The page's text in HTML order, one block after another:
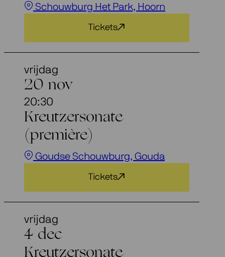
Schouwburg Het Park, Hoorn
Tickets
vrijdag
20 nov
20:30
Kreutzersonate
(première)
Goudse Schouwburg, Gouda
Tickets
vrijdag
4 dec
Kreutzersonate